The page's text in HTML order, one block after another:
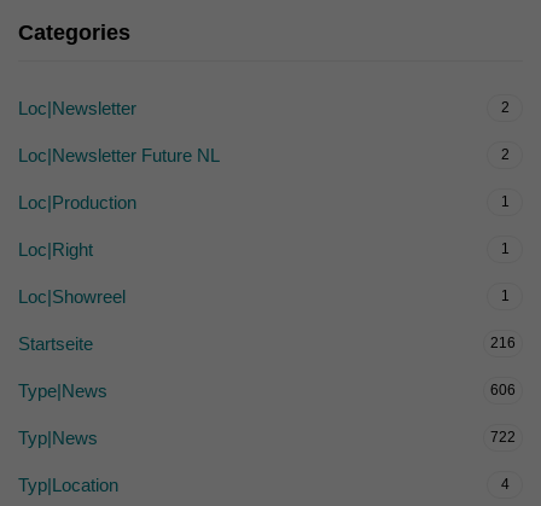
Categories
Loc|Newsletter 2
Loc|Newsletter Future NL 2
Loc|Production 1
Loc|Right 1
Loc|Showreel 1
Startseite 216
Type|News 606
Typ|News 722
Typ|Location 4